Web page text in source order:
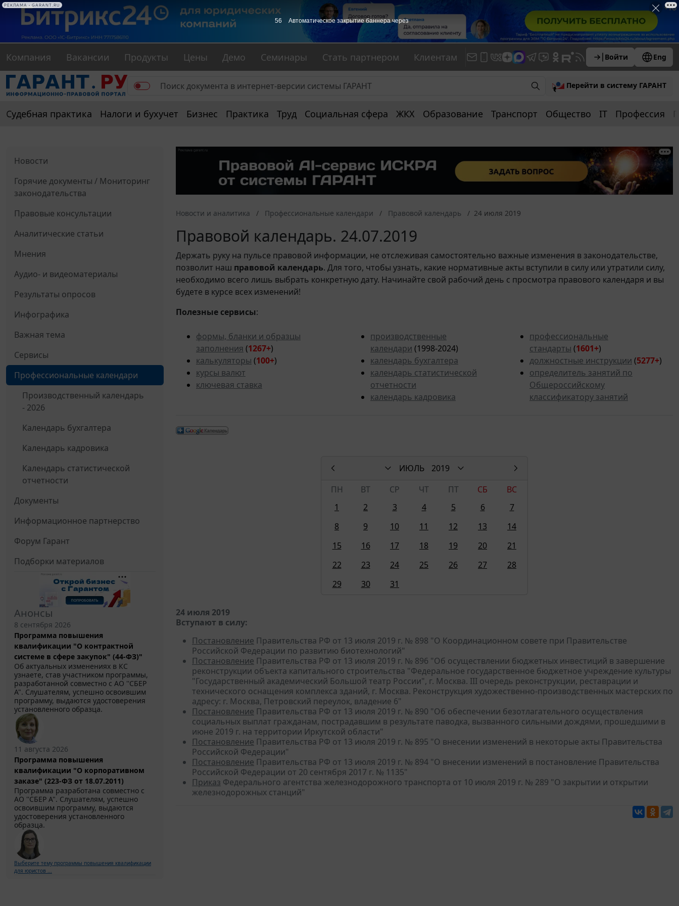
Компания Вакансии Продукты Цены Демо Семинары Стать партнером Клиентам Войти Eng
Перейти в систему ГАРАНТ
Судебная практика Налоги и бухучет Бизнес Практика Труд Социальная сфера ЖКХ Образование Транспорт Общество IT Профессия
Новости
Горячие документы / Мониторинг
законодательства
Правовые консультации
Аналитические статьи
Мнения
Аудио- и видеоматериалы
Результаты опросов
Инфографика
Важная тема
Сервисы
Профессиональные календари
Производственный календарь
- 2026
Календарь бухгалтера
Календарь кадровика
Календарь статистической
отчетности
Документы
Информационное партнерство
Форум Гарант
Подборки материалов
Анонсы
8 сентября 2026
Программа повышения
квалификации "О контрактной
системе в сфере закупок" (44-ФЗ)"
Об актуальных изменениях в КС
узнаете, став участником программы,
разработанной совместно с АО ''СБЕР
А". Слушателям, успешно освоившим
программу, выдаются удостоверения
установленного образца.
11 августа 2026
Программа повышения
квалификации "О корпоративном
заказе" (223-ФЗ от 18.07.2011)
Программа разработана совместно с
АО ''СБЕР А". Слушателям, успешно
освоившим программу, выдаются
удостоверения установленного
образца.
Выберите тему программы повышения квалификации
для юристов ...
Новости и аналитика Профессиональные календари Правовой календарь 24 июля 2019
Правовой календарь. 24.07.2019
Держать руку на пульсе правовой информации, не отслеживая самостоятельно важные изменения в законодательстве,
позволит наш правовой календарь. Для того, чтобы узнать, какие нормативные акты вступили в силу или утратили силу,
необходимо всего лишь выбрать конкретную дату. Начинайте свой рабочий день с просмотра правового календаря и вы
будете в курсе всех изменений!
Полезные сервисы:
формы, бланки и образцы
заполнения (1267+)
калькуляторы (100+)
курсы валют
ключевая ставка
производственные
календари (1998-2024)
календарь бухгалтера
календарь статистической
отчетности
календарь кадровика
профессиональные
стандарты (1601+)
должностные инструкции (5277+)
определитель занятий по
Общероссийскому
классификатору занятий
ИЮЛЬ
2019
ПН
ВТ СР ЧТ ПТ СБ
ВС
1
2 3 4 5 6
7
8
9 10 11 12 13
14
15
16 17 18 19 20
21
22
23 24 25 26 27
28
29
30 31
24 июля 2019
Вступают в силу:
Постановление Правительства РФ от 13 июля 2019 г. № 898 "О Координационном совете при Правительстве
Российской Федерации по развитию биотехнологий"
Постановление Правительства РФ от 13 июля 2019 г. № 896 "Об осуществлении бюджетных инвестиций в завершение
реконструкции объекта капитального строительства "Федеральное государственное бюджетное учреждение культуры
"Государственный академический Большой театр России", г. Москва. III очередь реконструкции, реставрации и
технического оснащения комплекса зданий, г. Москва. Реконструкция художественно-производственных мастерских по
адресу: г. Москва, Петровский переулок, владение 6"
Постановление Правительства РФ от 13 июля 2019 г. № 890 "Об обеспечении безотлагательного осуществления
социальных выплат гражданам, пострадавшим в результате паводка, вызванного сильными дождями, прошедшими в
июне 2019 г. на территории Иркутской области"
Постановление Правительства РФ от 13 июля 2019 г. № 895 "О внесении изменений в некоторые акты Правительства
Российской Федерации"
Постановление Правительства РФ от 13 июля 2019 г. № 894 "О внесении изменений в постановление Правительства
Российской Федерации от 20 сентября 2017 г. № 1135"
Приказ Федерального агентства железнодорожного транспорта от 10 июля 2019 г. № 289 "О закрытии и открытии
железнодорожных станций"
56 Автоматическое закрытие баннера через
РЕКЛАМА • GARANT.RU